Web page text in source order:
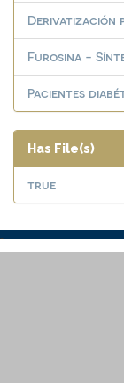
Derivatización
Furosina -
Pacientes
Has File(s)
true